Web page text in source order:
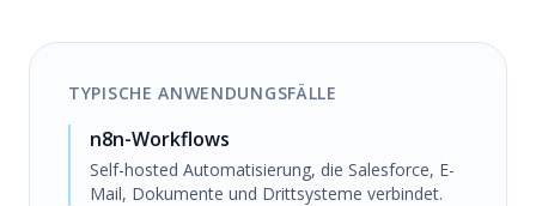
TYPISCHE ANWENDUNGSFÄLLE
n8n-Workflows
Self-hosted Automatisierung, die Salesforce, E-
Mail, Dokumente und Drittsysteme verbindet.